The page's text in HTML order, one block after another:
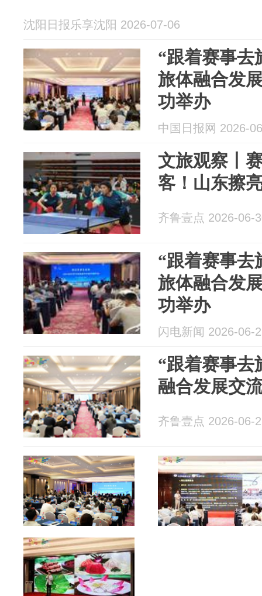
沈阳日报乐享沈阳 2026-07-06
“跟着赛事去
旅体融合发
功举办
中国日报网 2026-
文旅观察丨
客！山东擦
齐鲁壹点 2026-06-
“跟着赛事去
旅体融合发
功举办
闪电新闻 2026-06-
“跟着赛事去
融合发展交
齐鲁壹点 2026-06-